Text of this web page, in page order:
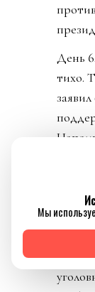
День
тихо.
и на
«ку»
УЕФА
Мы